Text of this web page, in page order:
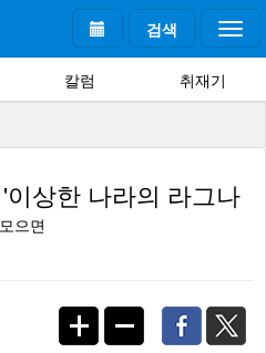
검색
칼럼 취재기
상한 나라의 라그나
으면